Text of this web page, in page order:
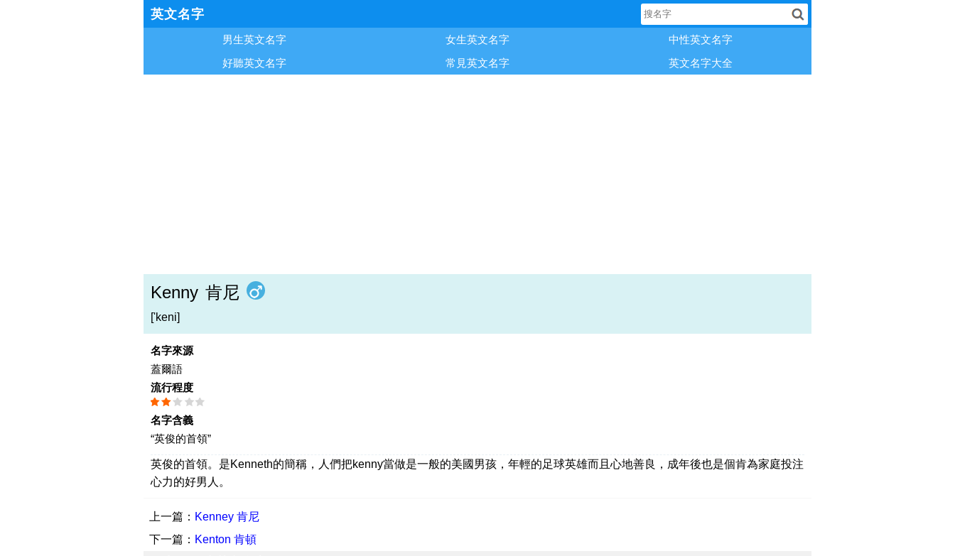
英文名字
男生英文名字 女生英文名字
中性英文名字
好聽英文名字
常見英文名字 英文名字大全
Kenny 肯尼
['keni]
名字來源
蓋爾語
流行程度
名字含義
“英俊的首領”
英俊的首領。是Kenneth的簡稱，人們把kenny當做是一般的美國男孩，年輕的足球英雄而且心地善良，成年後也是個肯為家庭投注
心力的好男人。
上一篇： Kenney 肯尼
下一篇： Kenton 肯頓